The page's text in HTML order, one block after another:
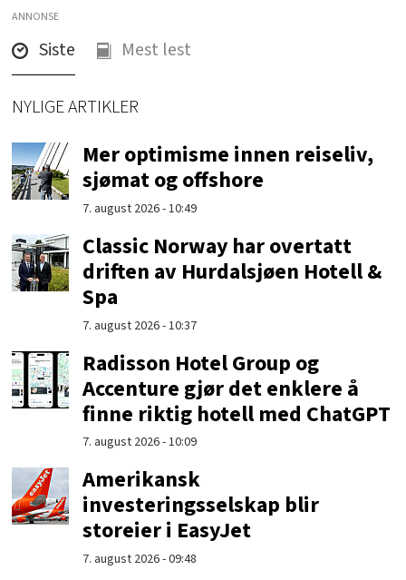
ANNONSE
Siste Mest lest
NYLIGE ARTIKLER
Mer optimisme innen reiseliv,
sjømat og offshore
7. august 2026 - 10:49
Classic Norway har overtatt
driften av Hurdalsjøen Hotell &
Spa
7. august 2026 - 10:37
Radisson Hotel Group og
Accenture gjør det enklere å
finne riktig hotell med ChatGPT
7. august 2026 - 10:09
Amerikansk
investeringsselskap blir
storeier i EasyJet
7. august 2026 - 09:48